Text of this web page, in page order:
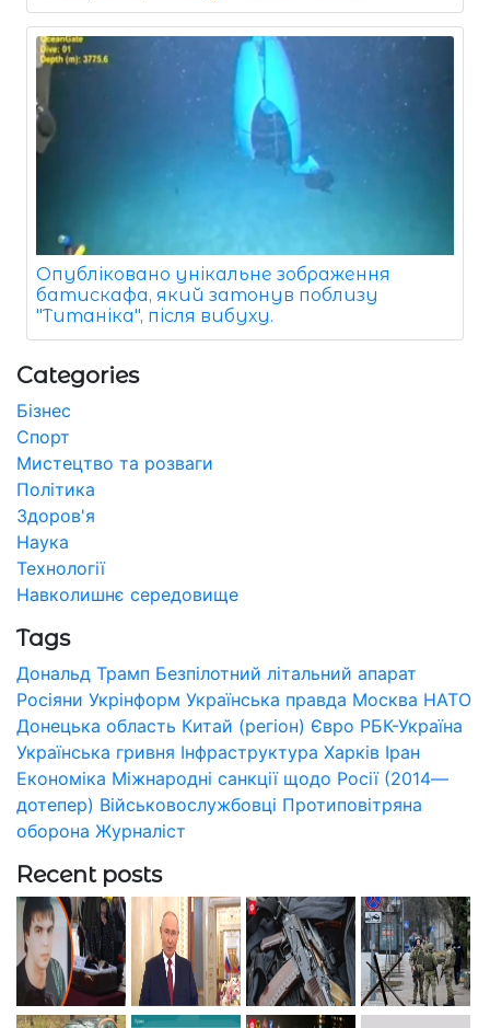
Опубліковано унікальне зображення
батискафа, який затонув поблизу
"Титаніка", після вибуху.
Categories
Бізнес
Спорт
Мистецтво та розваги
Політика
Здоров'я
Наука
Технології
Навколишнє середовище
Tags
Дональд Трамп Безпілотний літальний апарат
Росіяни Укрінформ Українська правда Москва НАТО
Донецька область Китай (регіон) Євро РБК-Україна
Українська гривня Інфраструктура Харків Іран
Економіка Міжнародні санкції щодо Росії (2014—
дотепер) Військовослужбовці Протиповітряна
оборона Журналіст
Recent posts